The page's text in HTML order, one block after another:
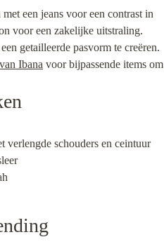
een jeans voor een contrast in
voor een zakelijke uitstraling.
getailleerde pasvorm te creëren.
Ibana voor bijpassende items om
verlengde schouders en ceintuur